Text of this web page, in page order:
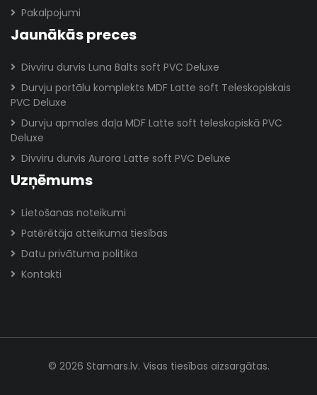
Pakalpojumi
Jaunākās preces
Divviru durvis Luna Balts soft PVC Deluxe
Durvju portālu komplekts MDF Latte soft Teleskopiskais
PVC Deluxe
Durvju apmales daļa MDF Latte soft teleskopiskā PVC
Deluxe
Divviru durvis Aurora Latte soft PVC Deluxe
Uzņēmums
Lietošanas noteikumi
Patērētāja atteikuma tiesības
Datu privātuma politika
Kontakti
© 2026 Stamars.lv. Visas tiesības aizsargātas.